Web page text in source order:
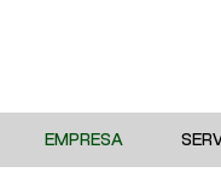
EMPRESA